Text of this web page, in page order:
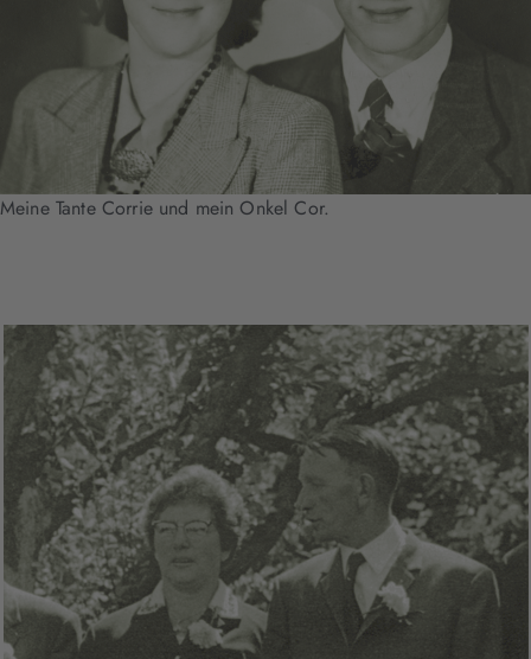
Meine Tante Corrie und mein Onkel Cor.